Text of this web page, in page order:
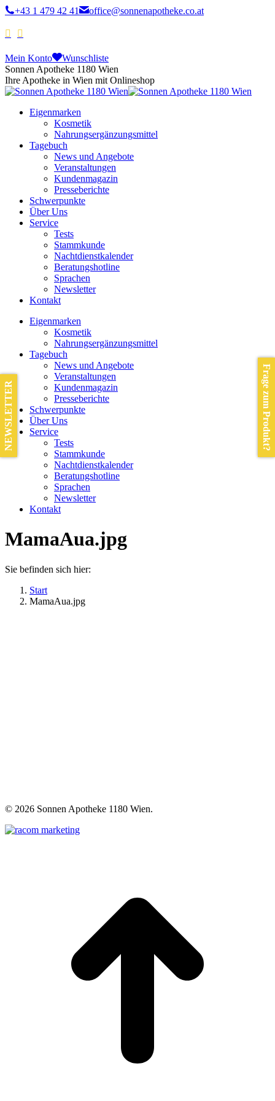
+43 1 479 42 41 office@sonnenapotheke.co.at
Mein Konto
Wunschliste
Sonnen Apotheke 1180 Wien
Ihre Apotheke in Wien mit Onlineshop
Eigenmarken
Kosmetik
Nahrungsergänzungsmittel
Tagebuch
News und Angebote
Veranstaltungen
Kundenmagazin
Presseberichte
Schwerpunkte
Über Uns
Service
Tests
Stammkunde
Nachtdienstkalender
Beratungshotline
Sprachen
Newsletter
Kontakt
Eigenmarken
Kosmetik
Nahrungsergänzungsmittel
Tagebuch
News und Angebote
Veranstaltungen
Kundenmagazin
Presseberichte
Schwerpunkte
Über Uns
Service
Tests
Stammkunde
Nachtdienstkalender
Beratungshotline
Sprachen
Newsletter
Kontakt
MamaAua.jpg
Sie befinden sich hier:
Start
MamaAua.jpg
© 2026 Sonnen Apotheke 1180 Wien.
Frage zum Produkt?
NEWSLETTER